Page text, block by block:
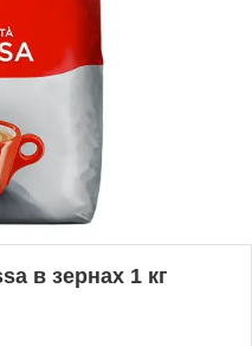
в зернах 1 кг